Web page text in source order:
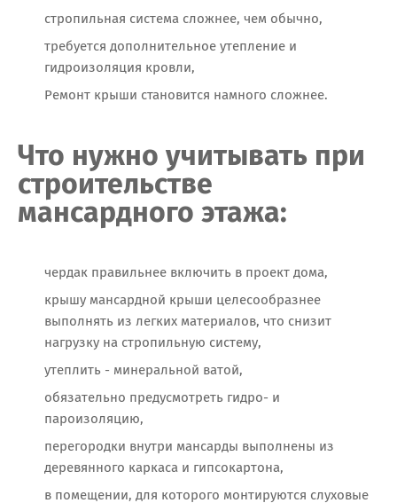
стропильная система сложнее, чем обычно,
требуется дополнительное утепление и
гидроизоляция кровли,
Ремонт крыши становится намного сложнее.
Что нужно учитывать при
строительстве
мансардного этажа:
чердак правильнее включить в проект дома,
крышу мансардной крыши целесообразнее
выполнять из легких материалов, что снизит
нагрузку на стропильную систему,
утеплить - минеральной ватой,
обязательно предусмотреть гидро- и
пароизоляцию,
перегородки внутри мансарды выполнены из
деревянного каркаса и гипсокартона,
в помещении, для которого монтируются слуховые